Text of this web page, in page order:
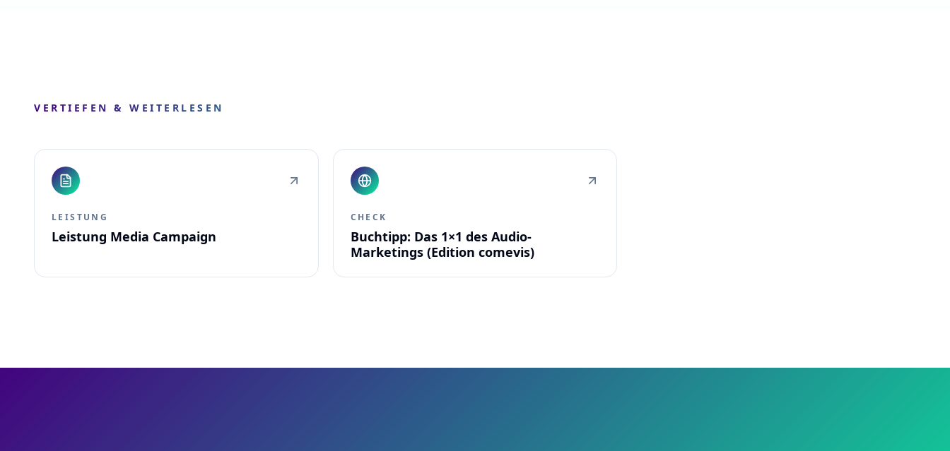
VERTIEFEN & WEITERLESEN
LEISTUNG
Leistung Media Campaign
CHECK
Buchtipp: Das 1×1 des Audio-
Marketings (Edition comevis)